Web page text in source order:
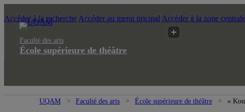
Accéder à la recherche Accéder au menu pricipal Accéder à la zone centrale
Faculté des arts
École supérieure de théâtre
UQAM Faculté des arts École supérieure de théâtre «